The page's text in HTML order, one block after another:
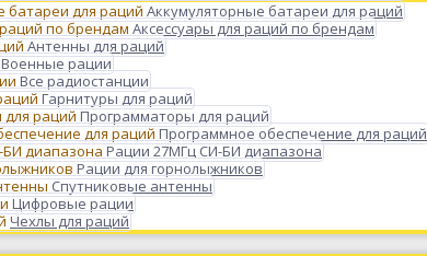
Аккумуляторные батареи для раций
Аксессуары для раций по брендам
Антенны для раций
Военные рации
Все радиостанции
Гарнитуры для раций
Программаторы для раций
Программное обеспечение для раций
Рации 27МГц СИ-БИ диапазона
Рации для горнолыжников
Спутниковые антенны
Цифровые рации
Чехлы для раций